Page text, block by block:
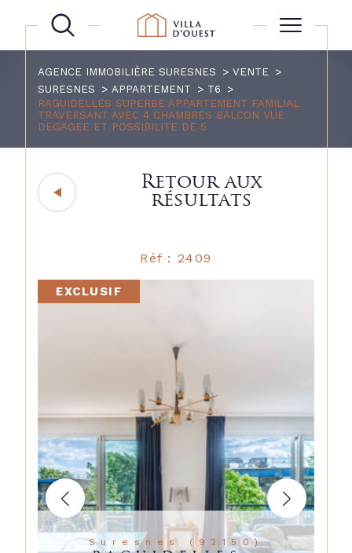
AGENCE IMMOBILIÈRE SURESNES
VENTE
SURESNES
APPARTEMENT
T6
RAGUIDELLES SUPERBE APPARTEMENT FAMILIAL
TRAVERSANT AVEC 4 CHAMBRES BALCON VUE
DEGAGEE ET POSSIBILITE DE 5
Retour aux
résultats
Réf : 2409
EXCLUSIF
Suresnes (92150)